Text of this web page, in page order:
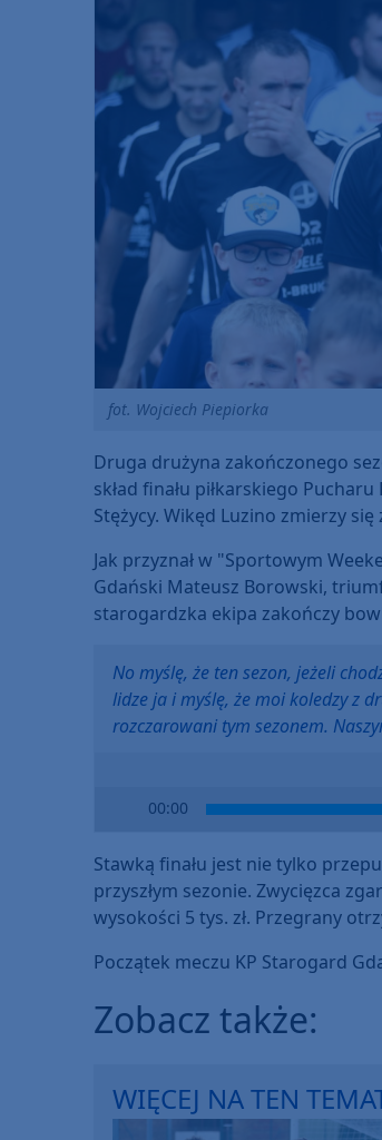
fot. Wojciech Piepiorka
Druga drużyna zakończonego
skład finału piłkarskiego
Stężycy. Wikęd Luzino zmierzy
Jak przyznał w "Sportowym
Gdański Mateusz Borowski,
starogardzka ekipa zakończy
No myślę, że ten sezon, jeżeli
lidze ja i myślę, że moi koledzy z
rozczarowani tym sezonem.
00:00
Stawką finału jest nie tylko
przyszłym sezonie. Zwycięzca
wysokości 5 tys. zł. Przegrany
Początek meczu KP Starogard
Zobacz także:
WIĘCEJ NA TEN